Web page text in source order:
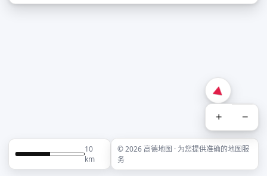
+ −
10
km
© 2026 高德地图 · 为您提供准确的地图服
务